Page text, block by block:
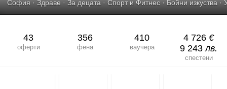
София · Здраве · За децата · Спорт и Фитнес · Бойни изкуства ·
43
оферти
356
фена
410
ваучера
4 726 €
9 243лв.
спестени